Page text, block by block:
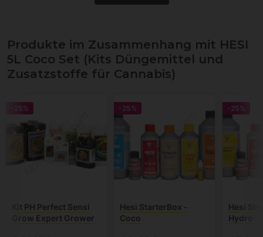
Produkte im Zusammenhang mit HESI
5L Coco Set (Kits Düngemittel und
Zusatzstoffe für Cannabis)
-25%
Kit PH Perfect Sensi
Grow Expert Grower
-25%
Hesi StarterBox -
Coco
-25%
Hesi
Hydro